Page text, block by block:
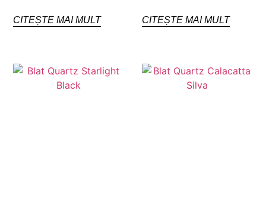
CITEȘTE MAI MULT CITEȘTE MAI MULT